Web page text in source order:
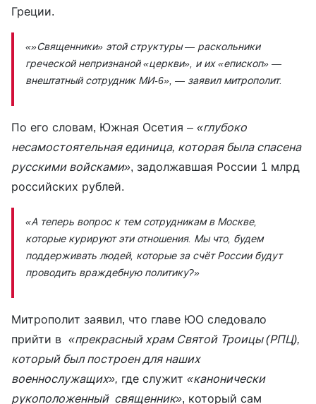
Греции.
«»Священники» этой структуры — раскольники
греческой непризнаной «церкви», и их «епископ» —
внештатный сотрудник МИ-6», — заявил митрополит.
По его словам, Южная Осетия – «глубоко
несамостоятельная единица, которая была спасена
русскими войсками», задолжавшая России 1 млрд
российских рублей.
«А теперь вопрос к тем сотрудникам в Москве,
которые курируют эти отношения. Мы что, будем
поддерживать людей, которые за счёт России будут
проводить враждебную политику?»
Митрополит заявил, что главе ЮО следовало
прийти в «прекрасный храм Святой Троицы (РПЦ),
который был построен для наших
военнослужащих», где служит «канонически
рукоположенный священник», который сам